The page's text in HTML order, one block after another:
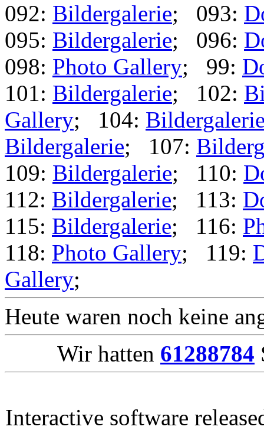
092: Bildergalerie; 093:
095: Bildergalerie; 096:
098: Photo Gallery; 99:
101: Bildergalerie; 102:
Gallery; 104:
Bildergalerie; 107:
109: Bildergalerie; 110:
112: Bildergalerie; 113:
115: Bildergalerie; 116:
118: Photo Gallery; 119:
Gallery;
Heute waren noch keine
Wir hatten 61288784
Interactive software